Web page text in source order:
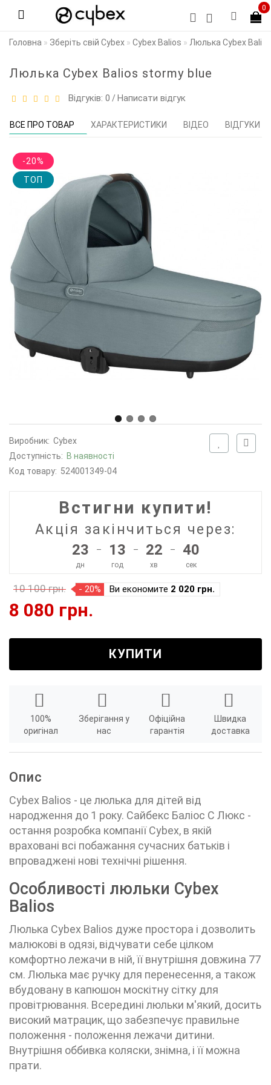
0
Головна Зберіть свій Cybex Cybex Balios Люлька Cybex
Люлька Cybex Balios stormy blue
Відгуків: 0 /Написати відгук
ВСЕ ПРО ТОВАР ХАРАКТЕРИСТИКИ ВІДЕО ВІДГУКИ
-20%
TOП
Виробник: Cybex
Доступність: В наявності
Код товару: 524001349-04
Встигни купити!
Акція закінчиться через:
23
дн
– 13
год
– 22
хв
– 40
сек
10 100 грн. - 20% Ви економите 2 020 грн.
8 080 грн.
КУПИТИ
100%
оригінал
Зберігання у
нас
Офіційна
гарантія
Швидка
доставка
Опис
Cybex Balios - це люлька для дітей від
народження до 1 року. Сайбекс Баліос С Люкс -
остання розробка компанії Cybex, в якій
враховані всі побажання сучасних батьків і
впроваджені нові технічні рішення.
Особливості люльки Cybex
Balios
Люлька Cybex Balios дуже простора і дозволить
малюкові в одязі, відчувати себе цілком
комфортно лежачи в ній, її внутрішня довжина 77
см. Люлька має ручку для перенесення, а також
вбудовану в капюшон москітну сітку для
провітрювання. Всередині люльки м'який, досить
високий матрацик, що забезпечує правильне
положення - положення лежачи дитини.
Внутрішня оббивка коляски, знімна, і її можна
прати.